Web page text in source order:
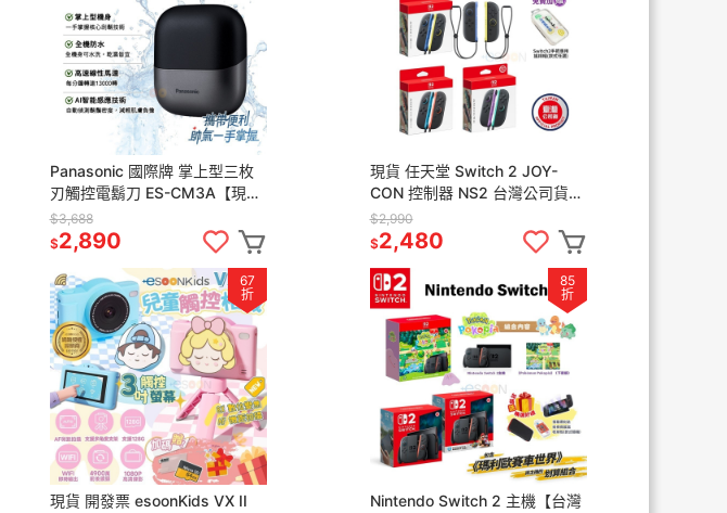
Panasonic 國際牌 掌上型三枚
刃觸控電鬍刀 ES-CM3A【現
貨】小精靈 三刀頭 全機防水 刮
鬍刀 電鬍刀
$3,688
$2,890
現貨 任天堂 Switch 2 JOY-
CON 控制器 NS2 台灣公司貨
紅藍手把 淺紫淺綠 藍黃 無線 手
把
$2,990
$2,480
67
折
現貨 開發票 esoonKids VX II
85
折
Nintendo Switch 2 主機【台灣